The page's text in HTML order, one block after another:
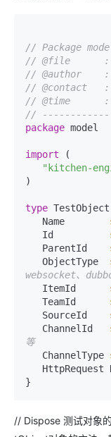
// Package
// @file      :
// @author    :
// @contact   :
// @time      :
//
package model
import (
"kitchen-
)
type TestObject
   Name
   Id
   ParentId
   ObjectType
websocket、
   ItemId
   TeamId
   SourceId
   ChannelId
等
   ChannelType
// Dispose 测试对象